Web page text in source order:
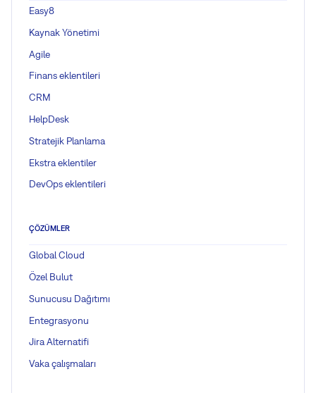
Easy8
Kaynak Yönetimi
Agile
Finans eklentileri
CRM
HelpDesk
Stratejik Planlama
Ekstra eklentiler
DevOps eklentileri
ÇÖZÜMLER
Global Cloud
Özel Bulut
Sunucusu Dağıtımı
Entegrasyonu
Jira Alternatifi
Vaka çalışmaları